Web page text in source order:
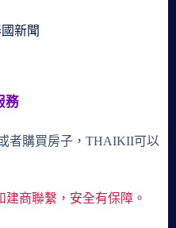
新聞
務
者購買房子，THAIKII可以
商聯繫，安全有保障。